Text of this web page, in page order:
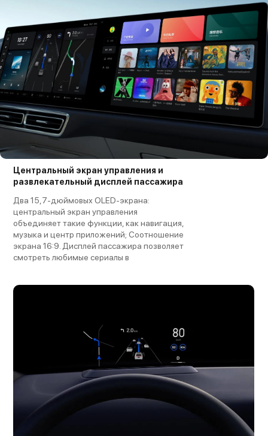
Центральный экран управления и
развлекательный дисплей пассажира
Два 15,7-дюймовых OLED-экрана:
центральный экран управления
объединяет такие функции, как навигация,
музыка и центр приложений; Соотношение
экрана 16:9. Дисплей пассажира позволяет
смотреть любимые сериалы в